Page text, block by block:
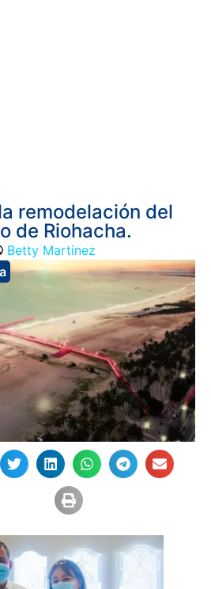
remodelación del
de Riohacha.
Betty Martinez